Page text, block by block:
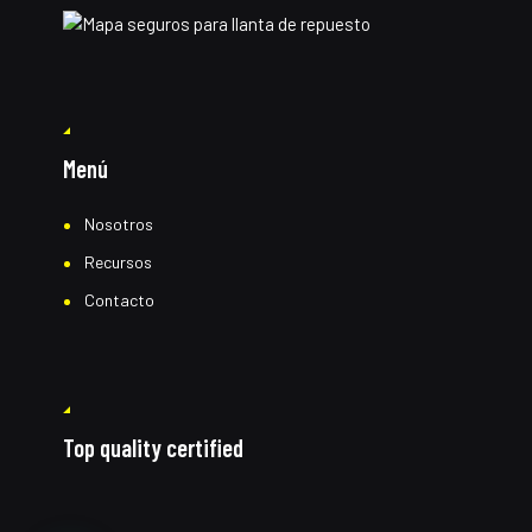
Menú
Nosotros
Recursos
Contacto
Top quality certified